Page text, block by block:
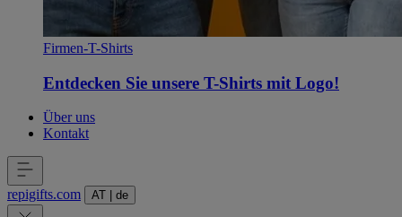
Firmen-T-Shirts
Entdecken Sie unsere T-Shirts mit Logo!
Über uns
Kontakt
repigifts.com AT de